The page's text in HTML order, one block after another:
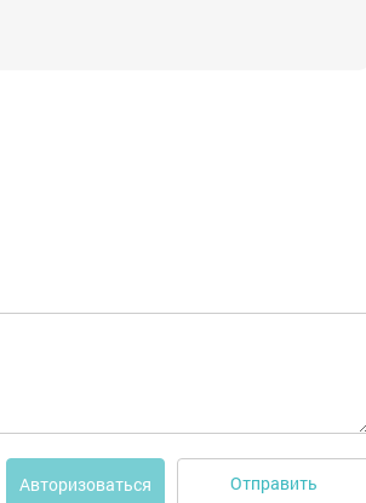
Авторизоваться Отправить